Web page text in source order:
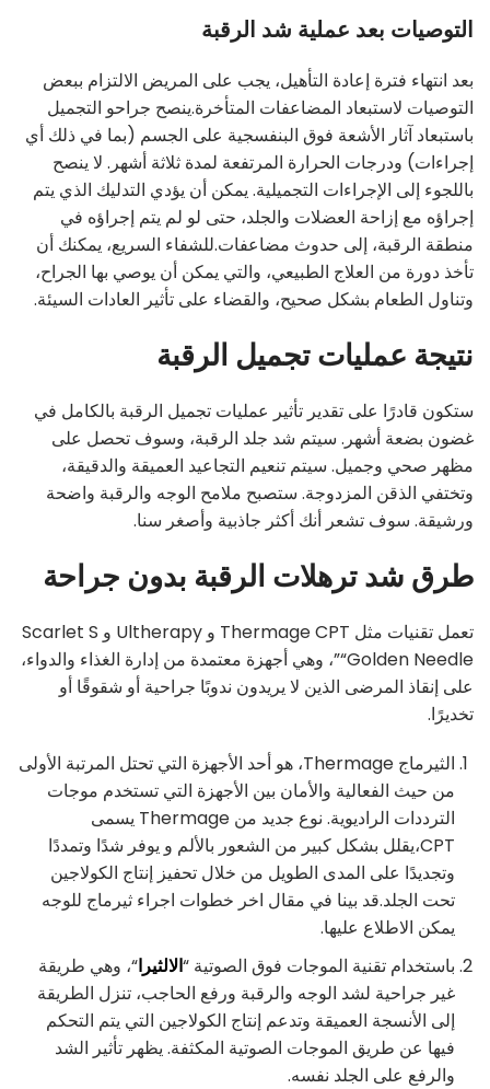
التوصيات بعد عملية شد الرقبة
بعد انتهاء فترة إعادة التأهيل، يجب على المريض الالتزام ببعض
التوصيات لاستبعاد المضاعفات المتأخرة.ينصح جراحو التجميل
باستبعاد آثار الأشعة فوق البنفسجية على الجسم (بما في ذلك أي
إجراءات) ودرجات الحرارة المرتفعة لمدة ثلاثة أشهر. لا ينصح
باللجوء إلى الإجراءات التجميلية. يمكن أن يؤدي التدليك الذي يتم
إجراؤه مع إزاحة العضلات والجلد، حتى لو لم يتم إجراؤه في
منطقة الرقبة، إلى حدوث مضاعفات.للشفاء السريع، يمكنك أن
تأخذ دورة من العلاج الطبيعي، والتي يمكن أن يوصي بها الجراح،
وتناول الطعام بشكل صحيح، والقضاء على تأثير العادات السيئة.
نتيجة عمليات تجميل الرقبة
ستكون قادرًا على تقدير تأثير عمليات تجميل الرقبة بالكامل في
غضون بضعة أشهر. سيتم شد جلد الرقبة، وسوف تحصل على
مظهر صحي وجميل. سيتم تنعيم التجاعيد العميقة والدقيقة،
وتختفي الذقن المزدوجة. ستصبح ملامح الوجه والرقبة واضحة
ورشيقة. سوف تشعر أنك أكثر جاذبية وأصغر سنا.
طرق شد ترهلات الرقبة بدون جراحة
تعمل تقنيات مثل Thermage CPT و Ultherapy و Scarlet S
“Golden Needle”، وهي أجهزة معتمدة من إدارة الغذاء والدواء،
على إنقاذ المرضى الذين لا يريدون ندوبًا جراحية أو شقوقًا أو
تخديرًا.
الثيرماج Thermage، هو أحد الأجهزة التي تحتل المرتبة الأولى
من حيث الفعالية والأمان بين الأجهزة التي تستخدم موجات
الترددات الراديوية. نوع جديد من Thermage يسمى
CPT،يقلل بشكل كبير من الشعور بالألم و يوفر شدًا وتمددًا
وتجديدًا على المدى الطويل من خلال تحفيز إنتاج الكولاجين
تحت الجلد.قد بينا في مقال اخر خطوات اجراء ثيرماج للوجه
يمكن الاطلاع عليها.
باستخدام تقنية الموجات فوق الصوتية “الالثيرا“، وهي طريقة
غير جراحية لشد الوجه والرقبة ورفع الحاجب، تنزل الطريقة
إلى الأنسجة العميقة وتدعم إنتاج الكولاجين التي يتم التحكم
فيها عن طريق الموجات الصوتية المكثفة. يظهر تأثير الشد
والرفع على الجلد نفسه.